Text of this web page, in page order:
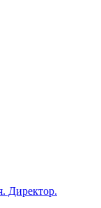
Директор.